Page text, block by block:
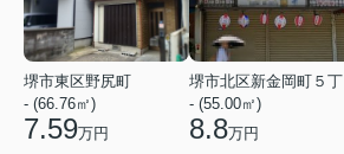
堺市東区野尻町
- (66.76㎡)
7.59万円
堺市北区新金岡町５丁
- (55.00㎡)
8.8万円